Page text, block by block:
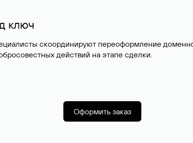
ключ
скоординируют переоформление
действий на этапе сделки.
Оформить заказ